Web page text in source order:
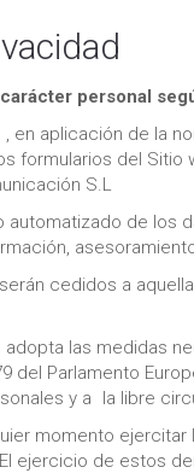
personal
, en aplicación de la
formularios del
S.L
automatizado de los
cedidos a
las medidas
del Parlamento
y a la libre
momento
ejercicio de estos